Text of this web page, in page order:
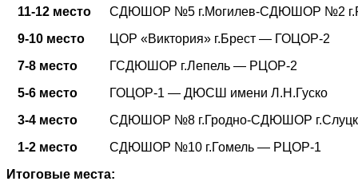
11-12 место
СДЮШОР №5 г.Могилев-СДЮШОР №2
9-10 место
ЦОР «Виктория» г.Брест — ГОЦОР-2
7-8 место
ГСДЮШОР г.Лепель — РЦОР-2
5-6 место
ГОЦОР-1 — ДЮСШ имени Л.Н.Гуско
3-4 место
СДЮШОР №8 г.Гродно-СДЮШОР г.Слуцк
1-2 место
СДЮШОР №10 г.Гомель — РЦОР-1
Итоговые места: